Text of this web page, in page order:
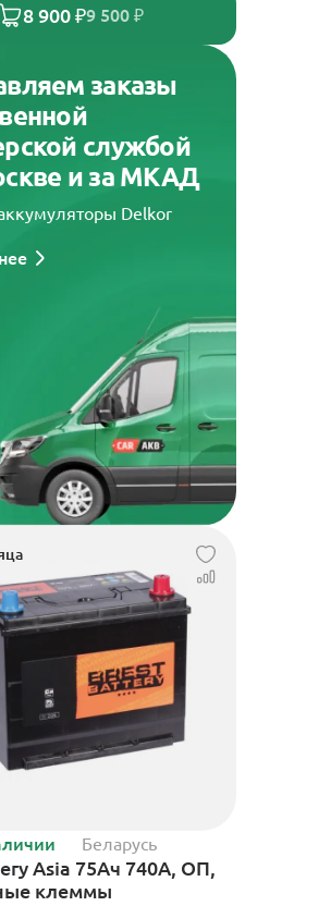
8 900 ₽9 500 ₽
заказы
службой
и за МКАД
Delkor
Беларусь
Asia 75Ач 740А, ОП,
клеммы